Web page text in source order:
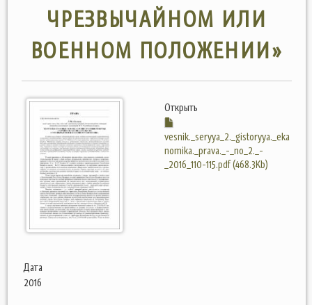
ЧРЕЗВЫЧАЙНОМ ИЛИ
ВОЕННОМ ПОЛОЖЕНИИ»
Открыть
vesnik._seryya_2._gistoryya._eka
nomika._prava._-_no_2._-
_2016_110-115.pdf (468.3Kb)
Дата
2016